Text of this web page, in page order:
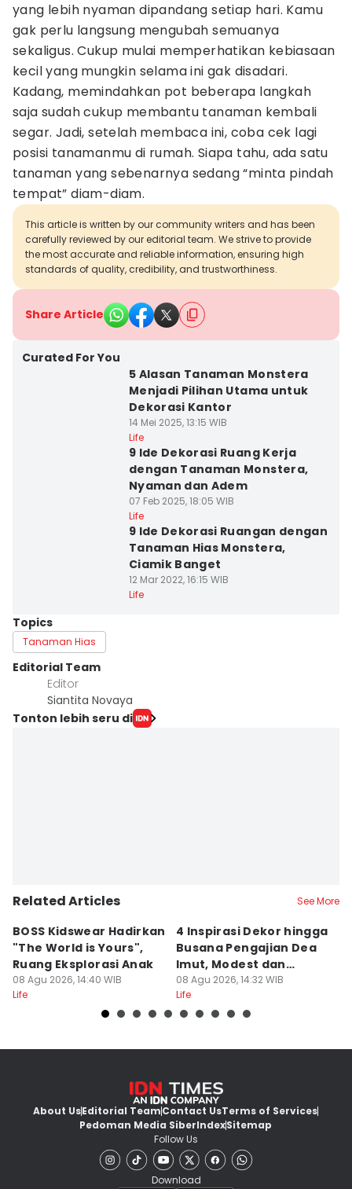
yang lebih nyaman dipandang setiap hari. Kamu
gak perlu langsung mengubah semuanya
sekaligus. Cukup mulai memperhatikan kebiasaan
kecil yang mungkin selama ini gak disadari.
Kadang, memindahkan pot beberapa langkah
saja sudah cukup membantu tanaman kembali
segar. Jadi, setelah membaca ini, coba cek lagi
posisi tanamanmu di rumah. Siapa tahu, ada satu
tanaman yang sebenarnya sedang “minta pindah
tempat” diam-diam.
This article is written by our community writers and has been
carefully reviewed by our editorial team. We strive to provide
the most accurate and reliable information, ensuring high
standards of quality, credibility, and trustworthiness.
Share Article
Curated For You
5 Alasan Tanaman Monstera
Menjadi Pilihan Utama untuk
Dekorasi Kantor
14 Mei 2025, 13:15 WIB
Life
9 Ide Dekorasi Ruang Kerja
dengan Tanaman Monstera,
Nyaman dan Adem
07 Feb 2025, 18:05 WIB
Life
9 Ide Dekorasi Ruangan dengan
Tanaman Hias Monstera,
Ciamik Banget
12 Mar 2022, 16:15 WIB
Life
Topics
Tanaman Hias
Editorial Team
Editor
Siantita Novaya
Tonton lebih seru di
Related Articles See More
BOSS Kidswear Hadirkan
"The World is Yours",
Ruang Eksplorasi Anak
08 Agu 2026, 14:40 WIB
Life
4 Inspirasi Dekor hingga
Busana Pengajian Dea
Imut, Modest dan
Anggun!
08 Agu 2026, 14:32 WIB
Life
About UsEditorial TeamContact UsTerms of Services
Pedoman Media SiberIndexSitemap
Follow Us
Download